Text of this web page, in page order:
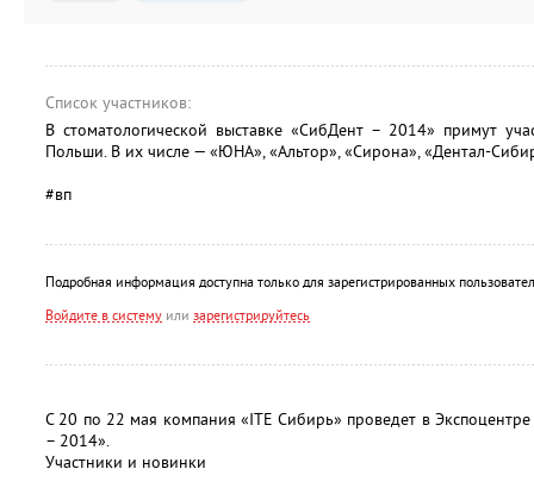
Список участников:
В стоматологической выставке «СибДент – 2014» примут
Польши. В их числе — «ЮНА», «Альтор», «Сирона», «Дентал-
#вп
Подробная информация доступна только для зарегистрированных
Войдите в систему или зарегистрируйтесь
С 20 по 22 мая компания «ITE Сибирь» проведет в Экспоцентре
– 2014».
Участники и новинки